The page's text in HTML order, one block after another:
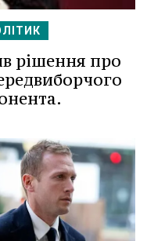
рішення про